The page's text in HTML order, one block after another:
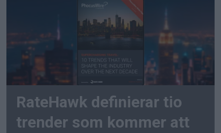
RateHawk definierar tio
trender som kommer att